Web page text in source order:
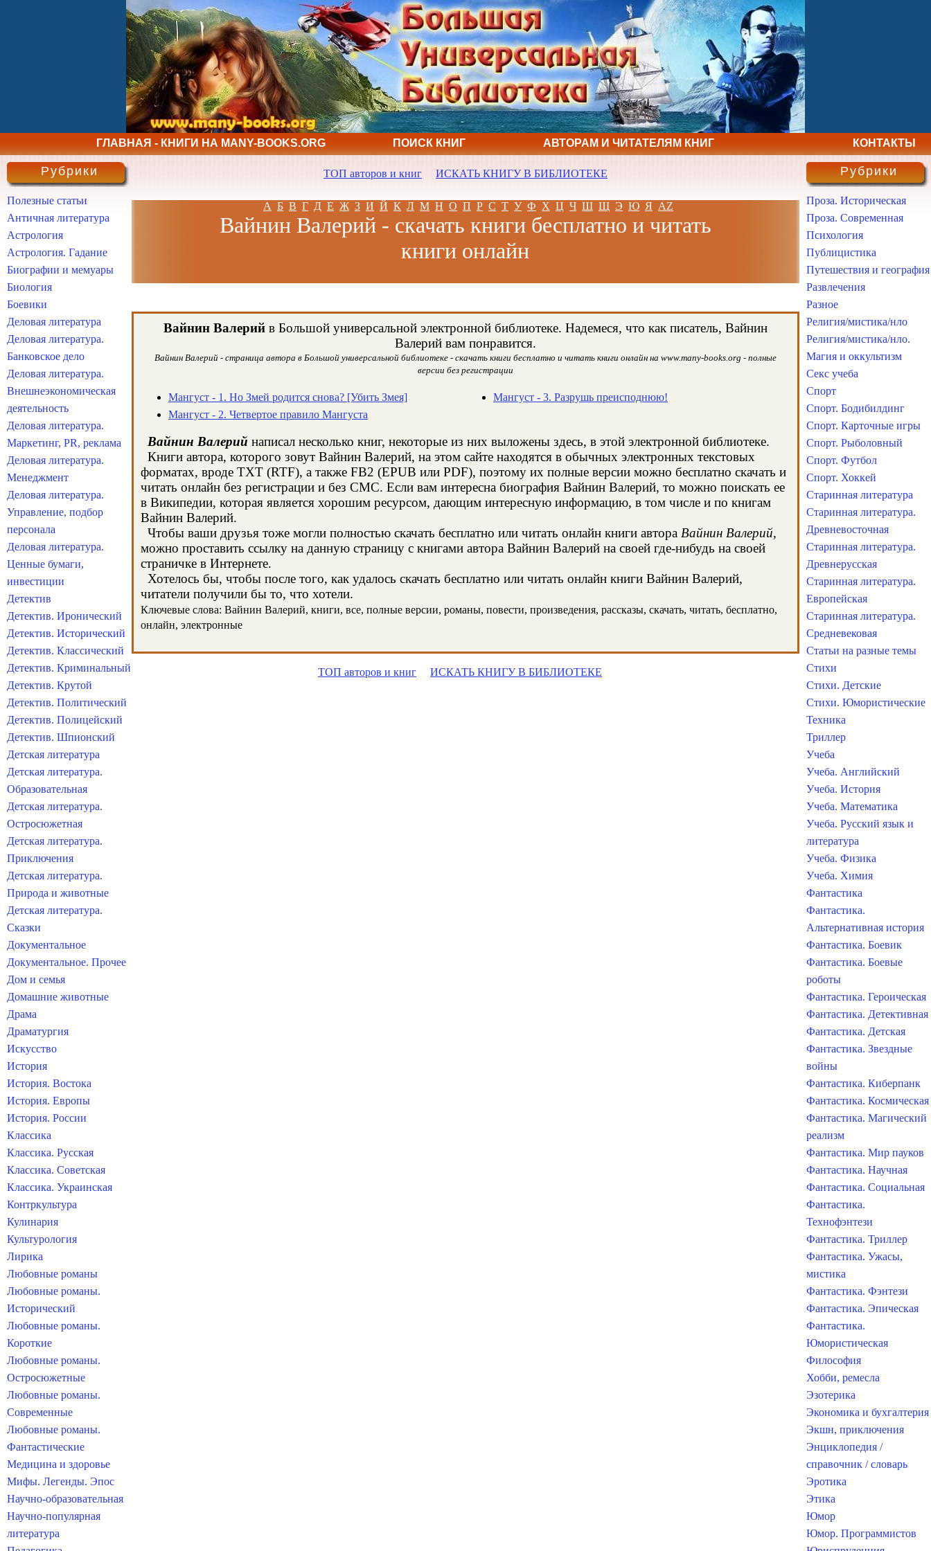
ГЛАВНАЯ - КНИГИ НА MANY-BOOKS.ORG ПОИСК КНИГ АВТОРАМ И ЧИТАТЕЛЯМ КНИГ КОНТАКТЫ
ТОП авторов и книг ИСКАТЬ КНИГУ В БИБЛИОТЕКЕ
А Б В Г Д Е Ж З И Й К Л М Н О П Р С Т У Ф Х Ц Ч Ш Щ Э Ю Я AZ
Вайнин Валерий - скачать книги бесплатно и читать
книги онлайн
Вайнин Валерий в Большой универсальной электронной библиотеке. Надемеся, что как писатель, Вайнин
Валерий вам понравится.
Вайнин Валерий - страница автора в Большой универсальной библиотеке - скачать книги бесплатно и читать книги онлайн на www.many-books.org - полные
версии без регистрации
Мангуст - 1. Но Змей родится снова? [Убить Змея]
Мангуст - 2. Четвертое правило Мангуста
Мангуст - 3. Разрушь преисподнюю!
Вайнин Валерий написал несколько книг, некоторые из них выложены здесь, в этой электронной библиотеке.
Книги автора, которого зовут Вайнин Валерий, на этом сайте находятся в обычных электронных текстовых
форматах, вроде TXT (RTF), а также FB2 (EPUB или PDF), поэтому их полные версии можно бесплатно скачать и
читать онлайн без регистрации и без СМС. Если вам интересна биография Вайнин Валерий, то можно поискать ее
в Википедии, которая является хорошим ресурсом, дающим интересную информацию, в том числе и по книгам
Вайнин Валерий.
Чтобы ваши друзья тоже могли полностью скачать бесплатно или читать онлайн книги автора Вайнин Валерий,
можно проставить ссылку на данную страницу с книгами автора Вайнин Валерий на своей где-нибудь на своей
страничке в Интернете.
Хотелось бы, чтобы после того, как удалось скачать бесплатно или читать онлайн книги Вайнин Валерий,
читатели получили бы то, что хотели.
Ключевые слова: Вайнин Валерий, книги, все, полные версии, романы, повести, произведения, рассказы, скачать, читать, бесплатно,
онлайн, электронные
ТОП авторов и книг ИСКАТЬ КНИГУ В БИБЛИОТЕКЕ
Рубрики
Полезные статьи
Античная литература
Астрология
Астрология. Гадание
Биографии и мемуары
Биология
Боевики
Деловая литература
Деловая литература.
Банковское дело
Деловая литература.
Внешнеэкономическая
деятельность
Деловая литература.
Маркетинг, PR, реклама
Деловая литература.
Менеджмент
Деловая литература.
Управление, подбор
персонала
Деловая литература.
Ценные бумаги,
инвестиции
Детектив
Детектив. Иронический
Детектив. Исторический
Детектив. Классический
Детектив. Криминальный
Детектив. Крутой
Детектив. Политический
Детектив. Полицейский
Детектив. Шпионский
Детская литература
Детская литература.
Образовательная
Детская литература.
Остросюжетная
Детская литература.
Приключения
Детская литература.
Природа и животные
Детская литература.
Сказки
Документальное
Документальное. Прочее
Дом и семья
Домашние животные
Драма
Драматургия
Искусство
История
История. Востока
История. Европы
История. России
Классика
Классика. Русская
Классика. Советская
Классика. Украинская
Контркультура
Кулинария
Культурология
Лирика
Любовные романы
Любовные романы.
Исторический
Любовные романы.
Короткие
Любовные романы.
Остросюжетные
Любовные романы.
Современные
Любовные романы.
Фантастические
Медицина и здоровье
Мифы. Легенды. Эпос
Научно-образовательная
Научно-популярная
литература
Рубрики
Проза. Историческая
Проза. Современная
Психология
Публицистика
Путешествия и география
Развлечения
Разное
Религия/мистика/нло
Религия/мистика/нло.
Магия и оккультизм
Секс учеба
Спорт
Спорт. Бодибилдинг
Спорт. Карточные игры
Спорт. Рыболовный
Спорт. Футбол
Спорт. Хоккей
Старинная литература
Старинная литература.
Древневосточная
Старинная литература.
Древнерусская
Старинная литература.
Европейская
Старинная литература.
Средневековая
Статьи на разные темы
Стихи
Стихи. Детские
Стихи. Юмористические
Техника
Триллер
Учеба
Учеба. Английский
Учеба. История
Учеба. Математика
Учеба. Русский язык и
литература
Учеба. Физика
Учеба. Химия
Фантастика
Фантастика.
Альтернативная история
Фантастика. Боевик
Фантастика. Боевые
роботы
Фантастика. Героическая
Фантастика. Детективная
Фантастика. Детская
Фантастика. Звездные
войны
Фантастика. Киберпанк
Фантастика. Космическая
Фантастика. Магический
реализм
Фантастика. Мир пауков
Фантастика. Научная
Фантастика. Социальная
Фантастика.
Технофэнтези
Фантастика. Триллер
Фантастика. Ужасы,
мистика
Фантастика. Фэнтези
Фантастика. Эпическая
Фантастика.
Юмористическая
Философия
Хобби, ремесла
Эзотерика
Экономика и бухгалтерия
Экшн, приключения
Энциклопедия /
справочник / словарь
Эротика
Этика
Юмор
Юмор. Программистов